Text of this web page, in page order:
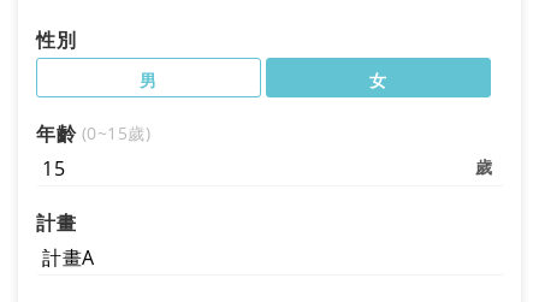
性別
男 女
年齡 (0~15歲)
計畫